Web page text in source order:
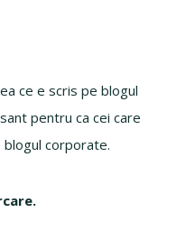
ce e scris pe blogul
pentru ca cei care
blogul corporate.